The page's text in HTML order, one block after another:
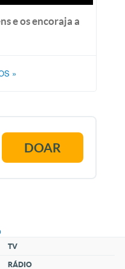
e os encoraja a
»
DOAR
TV
RÁDIO